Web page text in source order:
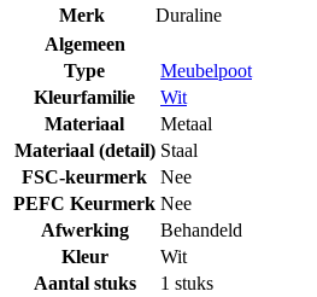
Merk
Duraline
Algemeen
Type
Meubelpoot
Kleurfamilie
Wit
Materiaal
Metaal
Materiaal (detail) Staal
FSC-keurmerk
Nee
PEFC Keurmerk Nee
Afwerking
Behandeld
Kleur
Wit
Aantal stuks
1 stuks